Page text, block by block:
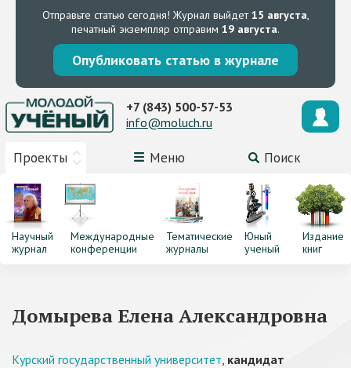
Отправьте статью сегодня! Журнал выйдет15 августа,
печатный экземпляр отправим 19 августа.
Опубликовать статью в журнале
Проекты Меню Поиск
+7 (843) 500-57-53
info@moluch.ru
Научный
журнал
Международные
конференции
Тематические
журналы
Юный
ученый
Издание
книг
Домырева Елена Александровна
Курский государственный университет, кандидат